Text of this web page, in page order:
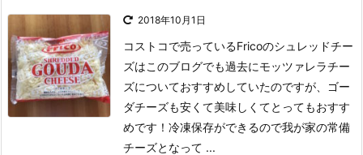
2018年10月1日
コストコで売っているFricoのシュレッドチー
ズはこのブログでも過去にモッツァレラチー
ズについておすすめしていたのですが、ゴー
ダチーズも安くて美味しくてとってもおすす
めです！ 冷凍保存ができるので我が家の常備
チーズとなって ...